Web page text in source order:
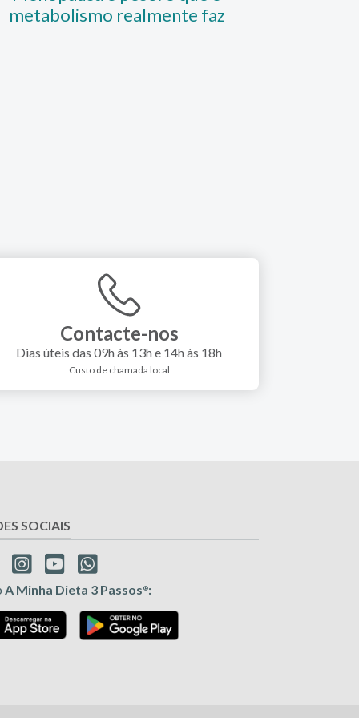
metabolismo realmente faz
Contacte-nos
Dias úteis das 09h às 13h e 14h às 18h
Custo de chamada local
SOCIAIS
A Minha Dieta 3 Passos ®: